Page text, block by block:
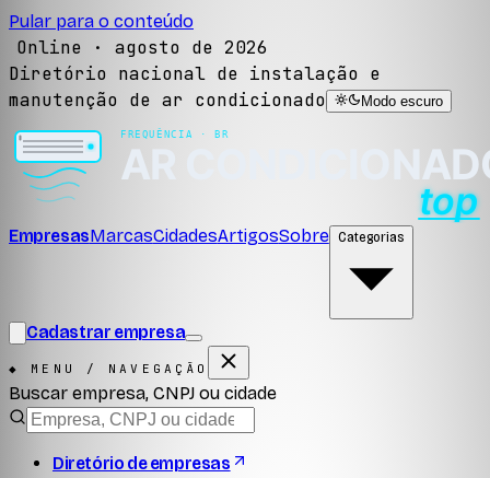
Pular para o conteúdo
Online · agosto de 2026
Diretório nacional de instalação e
manutenção de ar condicionado
Modo escuro
EmpresasMarcasCidadesArtigosSobre Categorias
Cadastrar empresa
◆ MENU / NAVEGAÇÃO
Buscar empresa, CNPJ ou cidade
Diretório de empresas